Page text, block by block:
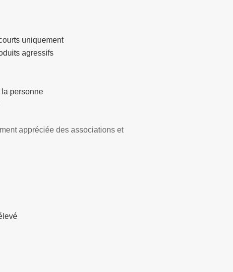
uniquement
agressifs
personne
appréciée des associations et